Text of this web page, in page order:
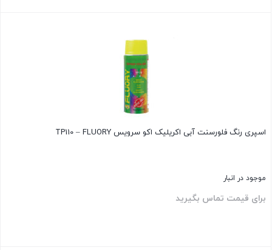
اسپری رنگ فلورسنت آبی اکریلیک اکو سرویس TP110 – FLUORY
موجود در انبار
برای قیمت تماس بگیرید